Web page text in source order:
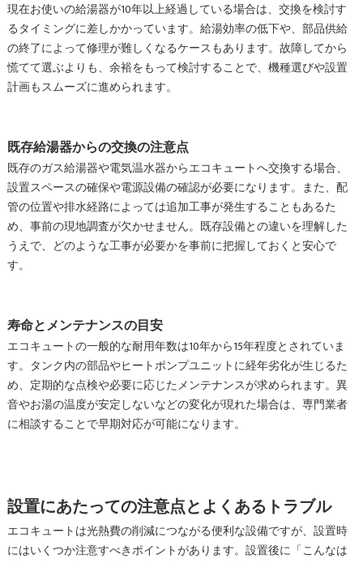
現在お使いの給湯器が10年以上経過している場合は、交換を検討す
るタイミングに差しかかっています。給湯効率の低下や、部品供給
の終了によって修理が難しくなるケースもあります。故障してから
慌てて選ぶよりも、余裕をもって検討することで、機種選びや設置
計画もスムーズに進められます。
既存給湯器からの交換の注意点
既存のガス給湯器や電気温水器からエコキュートへ交換する場合、
設置スペースの確保や電源設備の確認が必要になります。また、配
管の位置や排水経路によっては追加工事が発生することもあるた
め、事前の現地調査が欠かせません。既存設備との違いを理解した
うえで、どのような工事が必要かを事前に把握しておくと安心で
す。
寿命とメンテナンスの目安
エコキュートの一般的な耐用年数は10年から15年程度とされていま
す。タンク内の部品やヒートポンプユニットに経年劣化が生じるた
め、定期的な点検や必要に応じたメンテナンスが求められます。異
音やお湯の温度が安定しないなどの変化が現れた場合は、専門業者
に相談することで早期対応が可能になります。
設置にあたっての注意点とよくあるトラブル
エコキュートは光熱費の削減につながる便利な設備ですが、設置時
にはいくつか注意すべきポイントがあります。設置後に「こんなは